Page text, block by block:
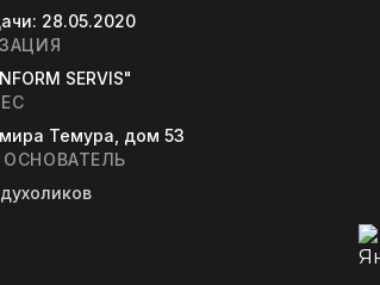
: 28.05.2020
SERVIS"
Темура, дом 53